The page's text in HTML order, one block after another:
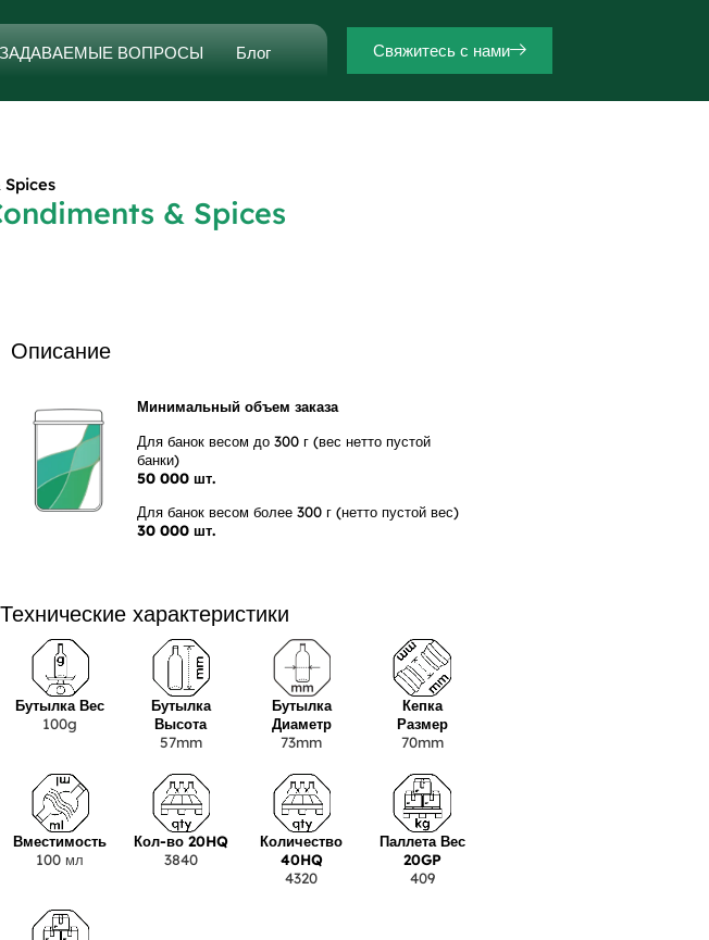
ВОПРОСЫ Блог Свяжитесь с нами
& Spices
Описание
Минимальный объем заказа
Для банок весом до 300 г (вес нетто пустой
банки)
50 000 шт.
Для банок весом более 300 г (нетто пустой вес)
30 000 шт.
Технические характеристики
Бутылка Вес
100g
Бутылка
Высота
57mm
Бутылка
Диаметр
73mm
Кепка
Размер
70mm
Вместимость
100 мл
Кол-во 20HQ
3840
Количество
40HQ
4320
Паллета Вес
20GP
409